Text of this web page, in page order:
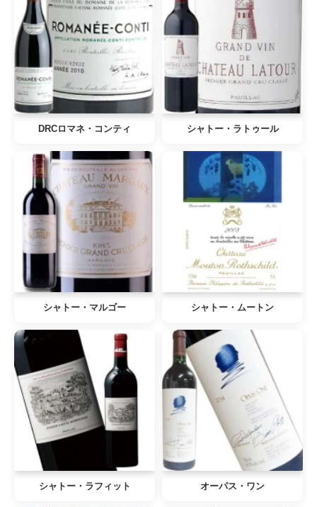
DRCロマネ・コンティ シャトー・ラトゥール
シャトー・マルゴー シャトー・ムートン
シャトー・ラフィット オーパス・ワン